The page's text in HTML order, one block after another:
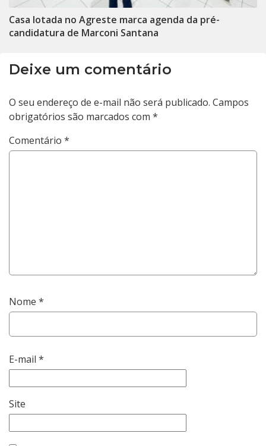
Casa lotada no Agreste marca agenda da pré-
candidatura de Marconi Santana
Deixe um comentário
O seu endereço de e-mail não será publicado. Campos
obrigatórios são marcados com *
Comentário *
Nome *
E-mail *
Site